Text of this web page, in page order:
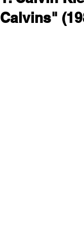
Calvins"